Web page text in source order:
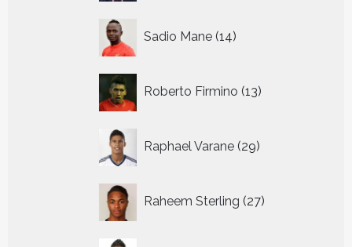
Sadio Mane 14
producten
Roberto Firmino 13
producten
Raphael Varane 29
producten
Raheem Sterling 27
producten